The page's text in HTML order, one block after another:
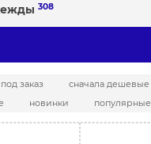
308
под заказ
сначала дешевые
новинки популярные